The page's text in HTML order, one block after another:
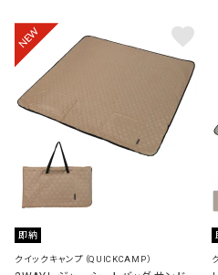
NEW
即納
クイックキャンプ（QUICKCAMP）